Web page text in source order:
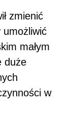
zmienić
umożliwić
małym
duże
w